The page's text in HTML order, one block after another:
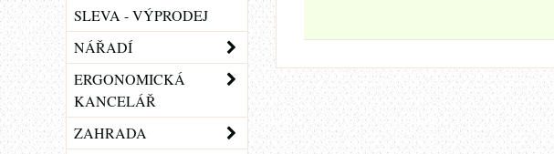
SLEVA - VÝPRODEJ
NÁŘADÍ
ERGONOMICKÁ
KANCELÁŘ
ZAHRADA